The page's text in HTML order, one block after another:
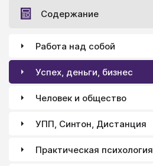
Содержание
Работа над собой
Успех, деньги, бизнес
Человек и общество
УПП, Синтон, Дистанция
Практическая психология